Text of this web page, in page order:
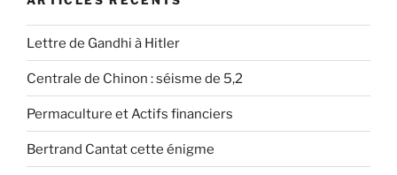
Lettre de Gandhi à Hitler
Centrale de Chinon : séisme de 5,2
Permaculture et Actifs financiers
Bertrand Cantat cette énigme